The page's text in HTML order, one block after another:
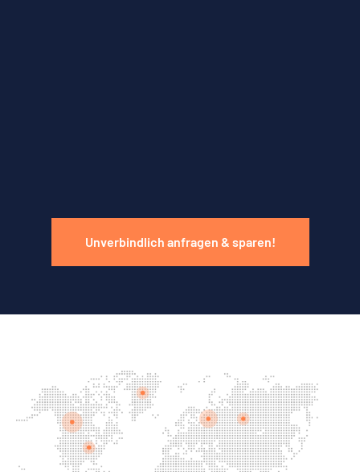
Unverbindlich anfragen & sparen!